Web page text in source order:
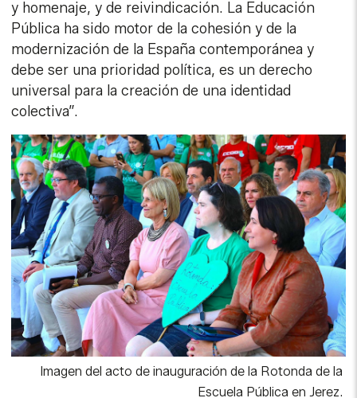
y homenaje, y de reivindicación. La Educación
Pública ha sido motor de la cohesión y de la
modernización de la España contemporánea y
debe ser una prioridad política, es un derecho
universal para la creación de una identidad
colectiva”.
Imagen del acto de inauguración de la Rotonda de la
Escuela Pública en Jerez.